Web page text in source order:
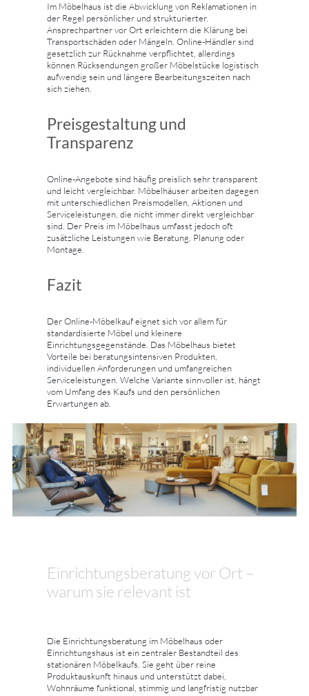
Im Möbelhaus ist die Abwicklung von Reklamationen in
der Regel persönlicher und strukturierter.
Ansprechpartner vor Ort erleichtern die Klärung bei
Transportschäden oder Mängeln. Online-Händler sind
gesetzlich zur Rücknahme verpflichtet, allerdings
können Rücksendungen großer Möbelstücke logistisch
aufwendig sein und längere Bearbeitungszeiten nach
sich ziehen.
Preisgestaltung und
Transparenz
Online-Angebote sind häufig preislich sehr transparent
und leicht vergleichbar. Möbelhäuser arbeiten dagegen
mit unterschiedlichen Preismodellen, Aktionen und
Serviceleistungen, die nicht immer direkt vergleichbar
sind. Der Preis im Möbelhaus umfasst jedoch oft
zusätzliche Leistungen wie Beratung, Planung oder
Montage.
Fazit
Der Online-Möbelkauf eignet sich vor allem für
standardisierte Möbel und kleinere
Einrichtungsgegenstände. Das Möbelhaus bietet
Vorteile bei beratungsintensiven Produkten,
individuellen Anforderungen und umfangreichen
Serviceleistungen. Welche Variante sinnvoller ist, hängt
vom Umfang des Kaufs und den persönlichen
Erwartungen ab.
Einrichtungsberatung vor Ort –
warum sie relevant ist
Die Einrichtungsberatung im Möbelhaus oder
Einrichtungshaus ist ein zentraler Bestandteil des
stationären Möbelkaufs. Sie geht über reine
Produktauskunft hinaus und unterstützt dabei,
Wohnräume funktional, stimmig und langfristig nutzbar